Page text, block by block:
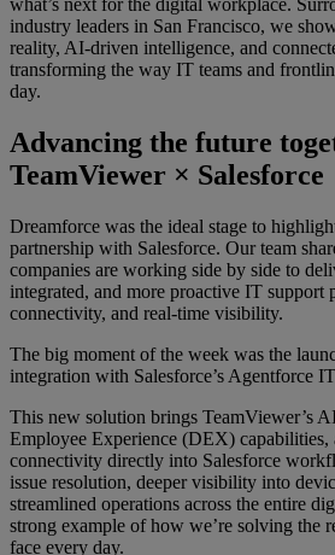
what’s next for the digital workplace.
industry leaders in San Francisco, we
reality, AI-driven intelligence, and
transforming the way IT teams and
day.
Advancing the future
TeamViewer × Salesforce
Dreamforce was the ideal stage to
partnership with Salesforce. Our team
companies are working side by side to
integrated, and more proactive IT support
connectivity, and real-time visibility.
The big moment of the week was the
integration with Salesforce’s Agentforce
This new solution brings TeamViewer’s
Employee Experience (DEX) capabilities,
connectivity directly into Salesforce
issue resolution, deeper visibility into
streamlined operations across the entire
strong example of how we’re solving the
face every day.